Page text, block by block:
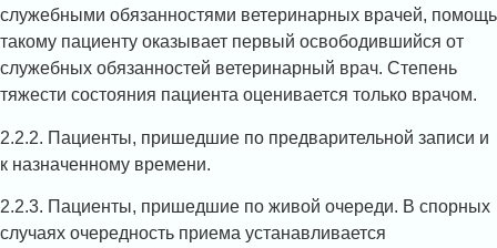
служебными обязанностями ветеринарных врачей, помощь
такому пациенту оказывает первый освободившийся от
служебных обязанностей ветеринарный врач. Степень
тяжести состояния пациента оценивается только врачом.
2.2.2. Пациенты, пришедшие по предварительной записи и
к назначенному времени.
2.2.3. Пациенты, пришедшие по живой очереди. В спорных
случаях очередность приема устанавливается